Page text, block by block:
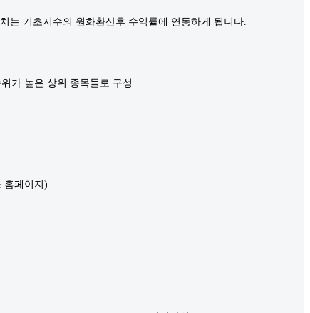
는 기초지수의 원화환산후 수익률에 연동하게 됩니다.
가 높은 상위 종목들로 구성
홈페이지)